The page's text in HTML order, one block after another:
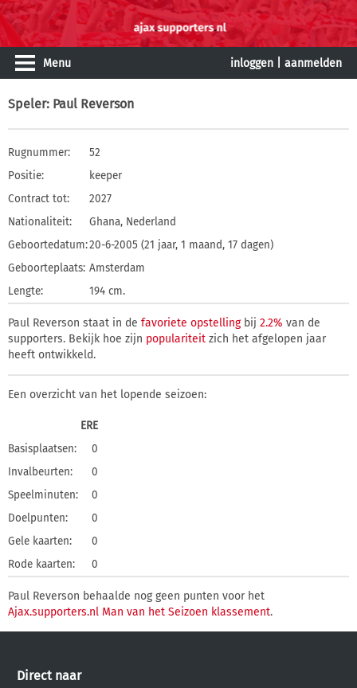
Menu inloggen aanmelden
Speler: Paul Reverson
Rugnummer:
52
Positie:
keeper
Contract tot:
2027
Nationaliteit:
Ghana, Nederland
Geboortedatum:20-6-2005 (21 jaar, 1 maand, 17 dagen)
Geboorteplaats: Amsterdam
Lengte:
194 cm.
Paul Reverson staat in de favoriete opstellingbij 2.2% van de
supporters. Bekijk hoe zijn populariteit zich het afgelopen jaar
heeft ontwikkeld.
Een overzicht van het lopende seizoen:
ERE
Basisplaatsen:
0
Invalbeurten:
0
Speelminuten:
0
Doelpunten:
0
Gele kaarten:
0
Rode kaarten:
0
Paul Reverson behaalde nog geen punten voor het
Ajax.supporters.nl Man van het Seizoen klassement.
Direct naar